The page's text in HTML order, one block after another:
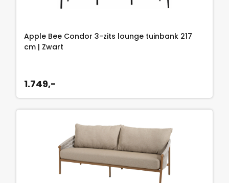
Apple Bee Condor 3-zits lounge tuinbank 217
cm | Zwart
1.749,-